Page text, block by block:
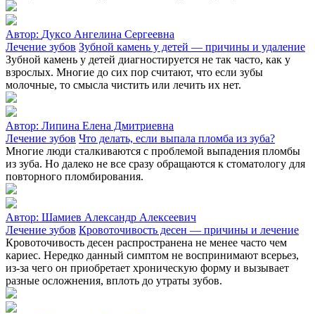
Автор: Дуксо Ангелина Сергеевна
Лечение зубов Зубной камень у детей — причины и удаление
Зубной камень у детей диагностируется не так часто, как у
взрослых. Многие до сих пор считают, что если зубы
молочные, то смысла чистить или лечить их нет.
Автор: Липина Елена Дмитриевна
Лечение зубов Что делать, если выпала пломба из зуба?
Многие люди сталкиваются с проблемой выпадения пломбы
из зуба. Но далеко не все сразу обращаются к стоматологу для
повторного пломбирования.
Автор: Шамиев Александр Алексеевич
Лечение зубов Кровоточивость десен — причины и лечение
Кровоточивость десен распространена не менее часто чем
кариес. Нередко данный симптом не воспринимают всерьез,
из-за чего он приобретает хроническую форму и вызывает
разные осложнения, вплоть до утраты зубов.